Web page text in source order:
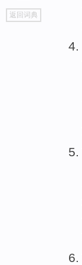
go
top
返回词典